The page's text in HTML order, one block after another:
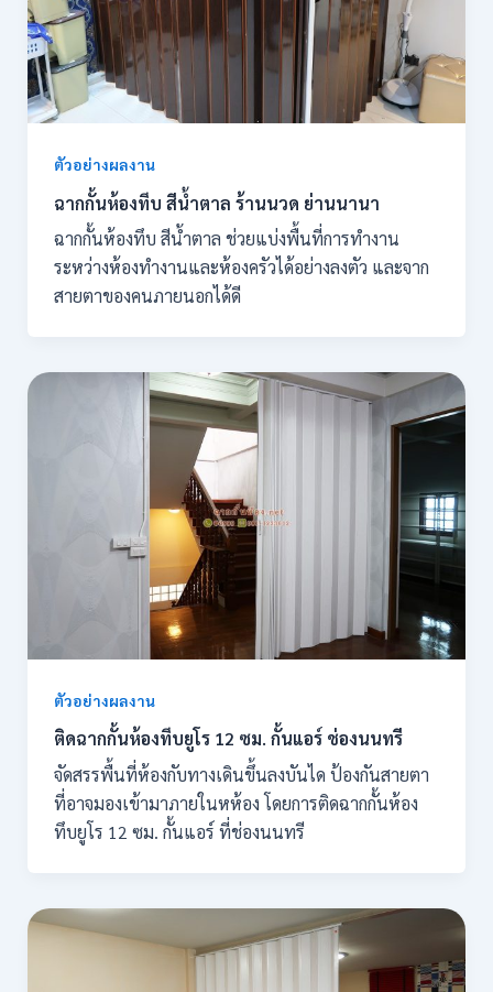
ตัวอย่างผลงาน
ฉากกั้นห้องทึบ สีน้ำตาล ร้านนวด ย่านนานา
ฉากกั้นห้องทึบ สีน้ำตาล ช่วยแบ่งพื้นที่การทำงาน
ระหว่างห้องทำงานและห้องครัวได้อย่างลงตัว และจาก
สายตาของคนภายนอกได้ดี
ตัวอย่างผลงาน
ติดฉากกั้นห้องทึบยูโร 12 ซม. กั้นแอร์ ช่องนนทรี
จัดสรรพื้นที่ห้องกับทางเดินขึ้นลงบันได ป้องกันสายตา
ที่อาจมองเข้ามาภายในหห้อง โดยการติดฉากกั้นห้อง
ทึบยูโร 12 ซม. กั้นแอร์ ที่ช่องนนทรี